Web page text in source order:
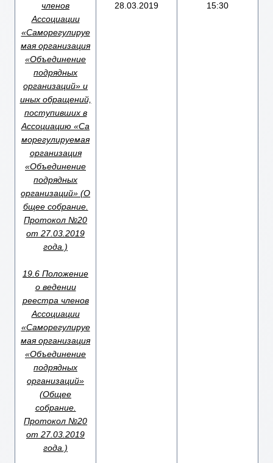
членов
Ассоциации
«Саморегулируе
мая организация
«Объединение
подрядных
организаций» и
иных обращений,
поступивших в
Ассоциацию «Са
морегулируемая
организация
«Объединение
подрядных
организаций» (О
бщее собрание.
Протокол №20
от 27.03.2019
года.)
19.6 Положение
о ведении
реестра членов
Ассоциации
«Саморегулируе
мая организация
«Объединение
подрядных
организаций»
(Общее
собрание.
Протокол №20
от 27.03.2019
года.)
28.03.2019 15:30